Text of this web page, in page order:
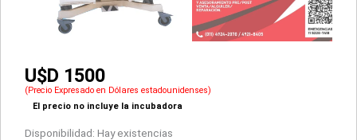
U$D 1500
(Precio Expresado en Dólares estadounidenses)
El precio no incluye la incubadora
Disponibilidad: Hay existencias